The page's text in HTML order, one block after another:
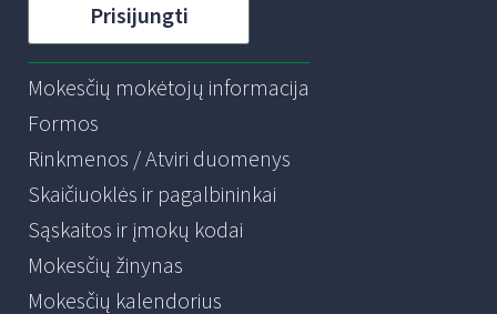
Prisijungti
Mokesčių mokėtojų informacija
Formos
Rinkmenos / Atviri duomenys
Skaičiuoklės ir pagalbininkai
Sąskaitos ir įmokų kodai
Mokesčių žinynas
Mokesčių kalendorius